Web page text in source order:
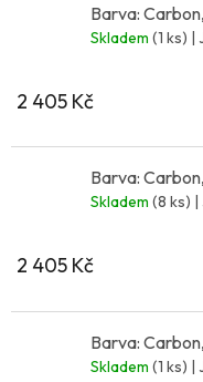
Barva:
Skladem (1 ks) |
2 405 Kč
Barva:
Skladem (8 ks) |
2 405 Kč
Barva:
Skladem (1 ks) |